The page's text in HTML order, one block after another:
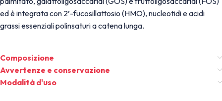
ed è integrata con 2’-fucosillattosio (HMO), nucleotidi e acidi
grassi essenziali polinsaturi a catena lunga.
Composizione
Avvertenze e conservazione
Modalità d'uso